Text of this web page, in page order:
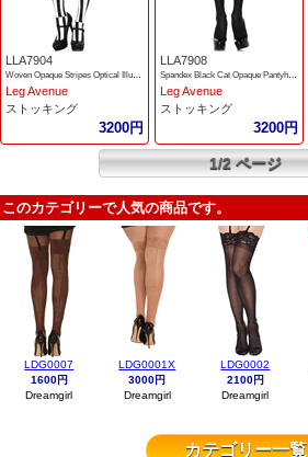
LLA7904
Woven Opaque Stripes Optical Illusion Pantyhose
Leg Avenue
ストッキング
3200円
LLA7908
Spandex Black Cat Opaque Pantyhose
Leg Avenue
ストッキング
3200円
1/2 ページ
このカテゴリーで人気の商品です。
LDG0007
1600円
Dreamgirl
LDG0001X
3000円
Dreamgirl
LDG0002
2100円
Dreamgirl
カテゴリー一覧